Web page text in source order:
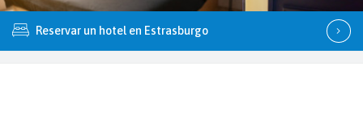
Reservar un hotel en Estrasburgo